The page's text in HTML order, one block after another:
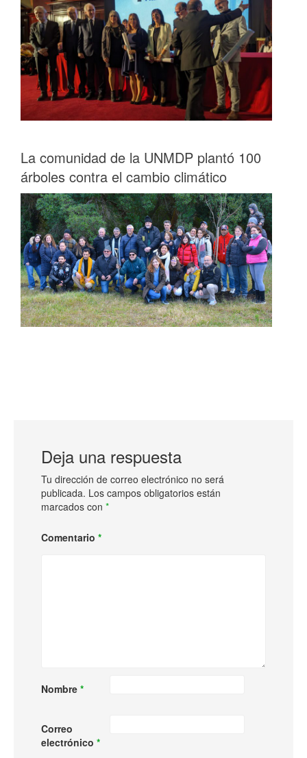
La comunidad de la UNMDP plantó 100
árboles contra el cambio climático
Deja una respuesta
Tu dirección de correo electrónico no será
publicada. Los campos obligatorios están
marcados con *
Comentario *
Nombre *
Correo
electrónico *